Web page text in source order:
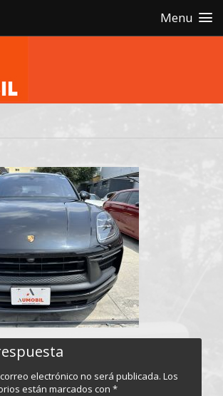
Menu
electrónico no será publicada. Los
están marcados con *